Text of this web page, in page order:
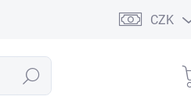
CZK
Hledat